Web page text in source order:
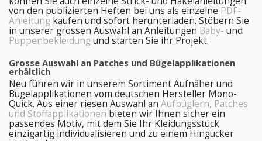
von den publizierten Heften bei uns als einzelne PDF-
Anleitung kaufen und sofort herunterladen. Stöbern Sie
in unserer grossen Auswahl an Anleitungen Baby- und
Puppenbekleidung und starten Sie ihr Projekt.
Grosse Auswahl an Patches und Bügelapplikationen
erhältlich
Neu führen wir in unserem Sortiment Aufnäher und
Bügelapplikationen vom deutschen Hersteller Mono-
Quick. Aus einer riesen Auswahl an Aufbüglern, Patches
und Stoffapplikationen bieten wir Ihnen sicher ein
passendes Motiv, mit dem Sie Ihr Kleidungsstück
einzigartig individualisieren und zu einem Hingucker